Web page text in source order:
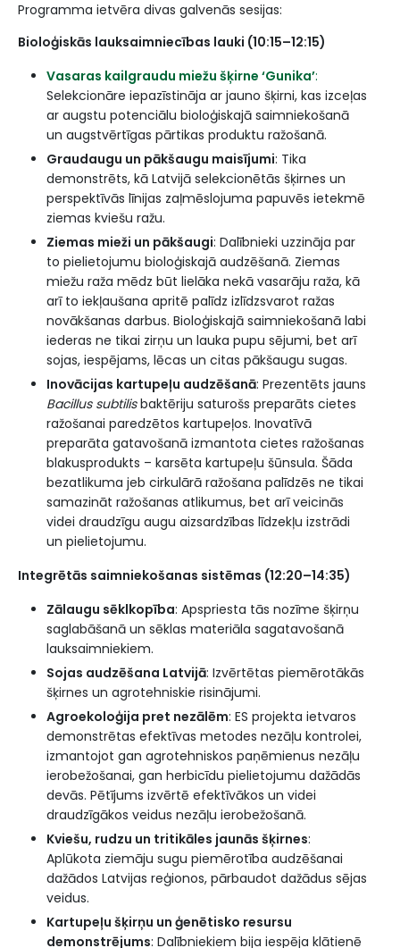
Programma ietvēra divas galvenās sesijas:
Bioloģiskās lauksaimniecības lauki (10:15–12:15)
Vasaras kailgraudu miežu šķirne ‘Gunika’:
Selekcionāre iepazīstināja ar jauno šķirni, kas izceļas
ar augstu potenciālu bioloģiskajā saimniekošanā
un augstvērtīgas pārtikas produktu ražošanā.
Graudaugu un pākšaugu maisījumi: Tika
demonstrēts, kā Latvijā selekcionētās šķirnes un
perspektīvās līnijas zaļmēslojuma papuvēs ietekmē
ziemas kviešu ražu.
Ziemas mieži un pākšaugi: Dalībnieki uzzināja par
to pielietojumu bioloģiskajā audzēšanā. Ziemas
miežu raža mēdz būt lielāka nekā vasarāju raža, kā
arī to iekļaušana apritē palīdz izlīdzsvarot ražas
novākšanas darbus. Bioloģiskajā saimniekošanā labi
iederas ne tikai zirņu un lauka pupu sējumi, bet arī
sojas, iespējams, lēcas un citas pākšaugu sugas.
Inovācijas kartupeļu audzēšanā: Prezentēts jauns
Bacillus subtilisbaktēriju saturošs preparāts cietes
ražošanai paredzētos kartupeļos. Inovatīvā
preparāta gatavošanā izmantota cietes ražošanas
blakusprodukts – karsēta kartupeļu šūnsula. Šāda
bezatlikuma jeb cirkulārā ražošana palīdzēs ne tikai
samazināt ražošanas atlikumus, bet arī veicinās
videi draudzīgu augu aizsardzības līdzekļu izstrādi
un pielietojumu.
Integrētās saimniekošanas sistēmas (12:20–14:35)
Zālaugu sēklkopība: Apspriesta tās nozīme šķirņu
saglabāšanā un sēklas materiāla sagatavošanā
lauksaimniekiem.
Sojas audzēšana Latvijā: Izvērtētas piemērotākās
šķirnes un agrotehniskie risinājumi.
Agroekoloģija pret nezālēm: ES projekta ietvaros
demonstrētas efektīvas metodes nezāļu kontrolei,
izmantojot gan agrotehniskos paņēmienus nezāļu
ierobežošanai, gan herbicīdu pielietojumu dažādās
devās. Pētījums izvērtē efektīvākos un videi
draudzīgākos veidus nezāļu ierobežošanā.
Kviešu, rudzu un tritikāles jaunās šķirnes:
Aplūkota ziemāju sugu piemērotība audzēšanai
dažādos Latvijas reģionos, pārbaudot dažādus sējas
veidus.
Kartupeļu šķirņu un ģenētisko resursu
demonstrējums: Dalībniekiem bija iespēja klātienē